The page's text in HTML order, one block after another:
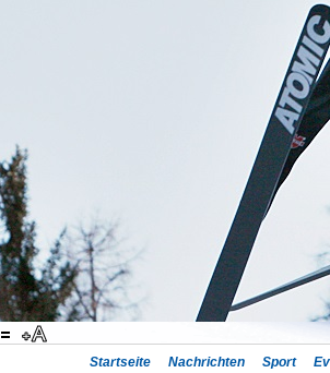
Startseite Nachrichten Sport